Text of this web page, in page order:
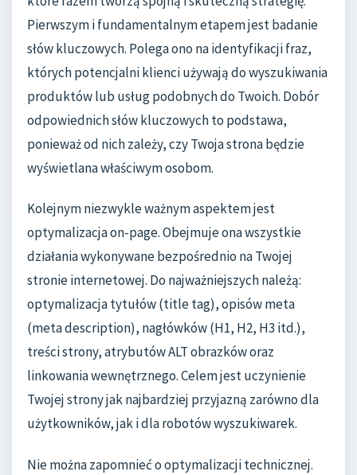
Pierwszym i fundamentalnym etapem jest badanie
słów kluczowych. Polega ono na identyfikacji fraz,
których potencjalni klienci używają do wyszukiwania
produktów lub usług podobnych do Twoich. Dobór
odpowiednich słów kluczowych to podstawa,
ponieważ od nich zależy, czy Twoja strona będzie
wyświetlana właściwym osobom.
Kolejnym niezwykle ważnym aspektem jest
optymalizacja on-page. Obejmuje ona wszystkie
działania wykonywane bezpośrednio na Twojej
stronie internetowej. Do najważniejszych należą:
optymalizacja tytułów (title tag), opisów meta
(meta description), nagłówków (H1, H2, H3 itd.),
treści strony, atrybutów ALT obrazków oraz
linkowania wewnętrznego. Celem jest uczynienie
Twojej strony jak najbardziej przyjazną zarówno dla
użytkowników, jak i dla robotów wyszukiwarek.
Nie można zapomnieć o optymalizacji technicznej.